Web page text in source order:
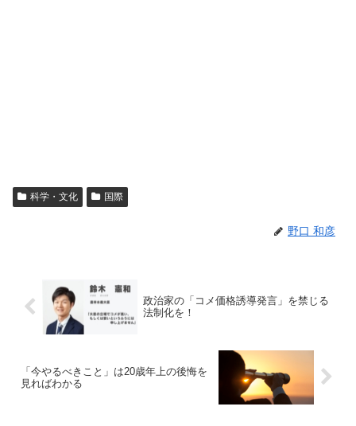
科学・文化 国際
野口 和彦
政治家の「コメ価格誘導発言」を禁じる
法制化を！
「今やるべきこと」は20歳年上の後悔を
見ればわかる